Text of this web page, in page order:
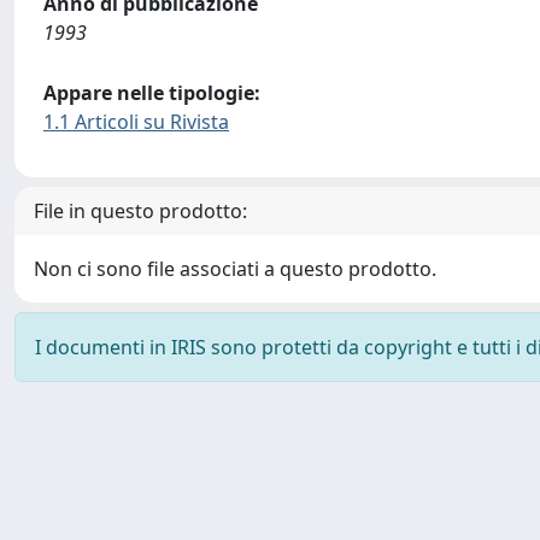
1993
Appare nelle tipologie:
1.1 Articoli su Rivista
File in questo prodotto:
Non ci sono file associati a questo prodotto.
I documenti in IRIS sono protetti da copyright e tutti i